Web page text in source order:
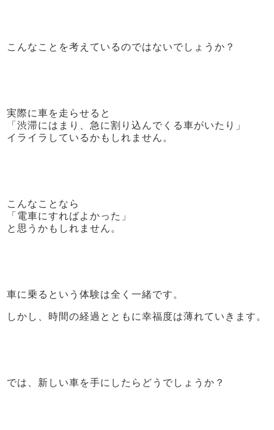
こんなことを考えているのではないでしょうか？
実際に車を走らせると
「渋滞にはまり、急に割り込んでくる車がいたり」
イライラしているかもしれません。
こんなことなら
「電車にすればよかった」
と思うかもしれません。
車に乗るという体験は全く一緒です。
しかし、時間の経過とともに幸福度は薄れていきます。
では、新しい車を手にしたらどうでしょうか？